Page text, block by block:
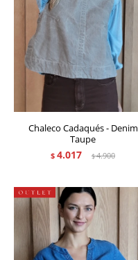
Chaleco Cadaqués - Denim
Taupe
$ 4.017 $4.900